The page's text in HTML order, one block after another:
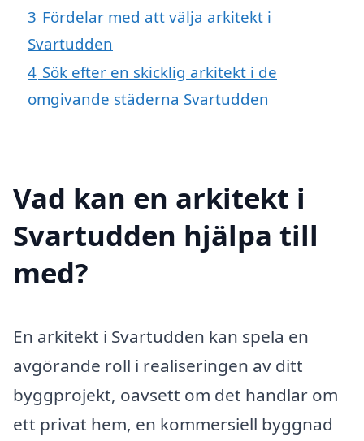
3 Fördelar med att välja arkitekt i
Svartudden
4 Sök efter en skicklig arkitekt i de
omgivande städerna Svartudden
Vad kan en arkitekt i
Svartudden hjälpa till
med?
En arkitekt i Svartudden kan spela en
avgörande roll i realiseringen av ditt
byggprojekt, oavsett om det handlar om
ett privat hem, en kommersiell byggnad